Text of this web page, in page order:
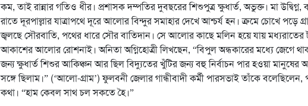
কম, তাই রান্নার গতিও ধীর। প্রশাসক দম্পতির দুবছরের শিশুপুত্র ক্ষুধার্ত, অভুক্ত। মা
রাতে দূরপাল্লার যাত্রাপথে দূরে আলোর বিন্দুর সমাহার দেখে আশ্চর্য হন। ক্রমে চোখে পড়ে
জ্বলছে সৌরবাতি, পথের ধারে সৌর বাতিদান। সে আলোর কাছে মলিন হয়ে যায় মধ্যরাতের
আকাশের আলোর রোশনাই। অনিতা অগ্নিহোত্রী লিখছেন, “বিপুল অন্ধকারের মধ্যে জেগে
জন্য ক্ষুধার্ত শিশুর আকিঞ্চন আর ছিল বিদ্যুতের খুঁটির জন্য বহু নির্বাচন পার হওয়া
সঙ্গে ছিলাম।” (‘আলো-গ্রাম’) ফুলবনী জেলার গান্ধীবাদী কর্মী পারসভাই তাঁকে
কথা। “হাম কেবল সাথ চল সকতে হৈ।”